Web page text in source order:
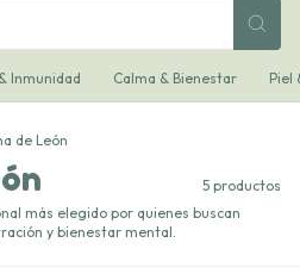
Inmunidad Calma & Bienestar Piel
de León
5 productos
más elegido por quienes buscan
y bienestar mental.